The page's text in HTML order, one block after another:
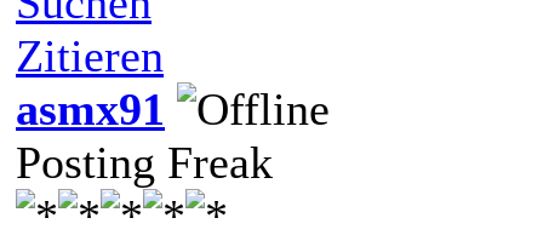
Zitieren
asmx91
Posting Freak